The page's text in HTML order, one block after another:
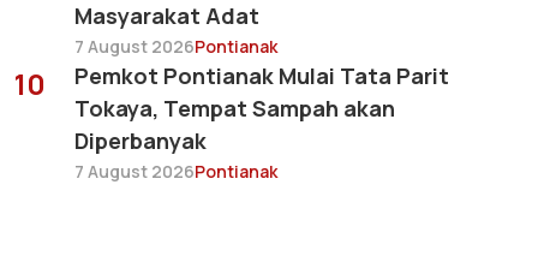
Masyarakat Adat
7 August 2026Pontianak
10
Pemkot Pontianak Mulai Tata Parit
Tokaya, Tempat Sampah akan
Diperbanyak
7 August 2026Pontianak